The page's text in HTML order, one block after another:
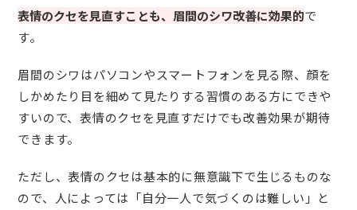
表情のクセを見直すことも、眉間のシワ改善に効果的で
す。
眉間のシワはパソコンやスマートフォンを見る際、顔を
しかめたり目を細めて見たりする習慣のある方にできや
すいので、表情のクセを見直すだけでも改善効果が期待
できます。
ただし、表情のクセは基本的に無意識下で生じるものな
ので、人によっては「自分一人で気づくのは難しい」と